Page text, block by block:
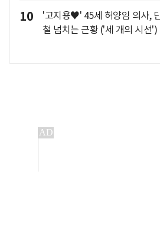
10
'고지용♥' 45세 허양임 의사,
철 넘치는 근황 ('세 개의 시선')